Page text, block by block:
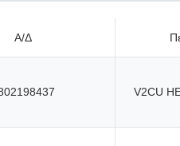
Α/Δ
V2CU